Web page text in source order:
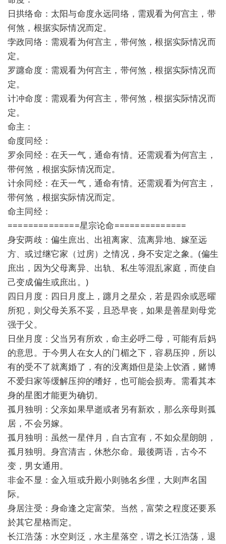
日拱络命：太阳与命度永远同络，需观看为何宫主，带
何煞，根据实际情况而定。
孛政同络：需观看为何宫主，带何煞，根据实际情况而
定。
罗躔命度：需观看为何宫主，带何煞，根据实际情况而
定。
计冲命度：需观看为何宫主，带何煞，根据实际情况而
定。
命主：
命度同经：
罗余同经：在天一气，通命有情。还需观看为何宫主，
带何煞，根据实际情况而定。
计余同经：在天一气，通命有情。还需观看为何宫主，
带何煞，根据实际情况而定。
命主同经：
==============星宗论命==============
身安两歧：偏生庶出、出祖离家、流离异地、嫁至远
方、或过继它家（过房）之情况，身不安定之象。(偏生
庶出，因为父母离异、出轨、私生等混乱家庭，而使自
己变成偏生或庶出。)
四日月度：四日月度上，躔月之星众，若是四余或恶曜
所犯，则父母关系不妥，且恐早丧，如果是善星则母党
强于父。
日坐月度：父当另有所欢，命主必呼二母，可能有后妈
的意思。于今男人在女人的门楣之下，容易压抑，所以
有的受不了就离婚了，有的没离婚但是染上饮酒，赌博
不爱归家等缓解压抑的嗜好，也可能会损寿。需看其本
身的星图才能更为确切。
孤月独明：父亲如果早逝或者另有新欢，那么亲母则孤
居，不会另嫁。
孤月独明：虽然一星伴月，自古宜有，不如众星朗朗，
孤月独明。身宫清吉，休愁尔命。最後两语，古今不
变，男女通用。
非金不显：金入垣或升殿小则驰名乡俚，大则声名国
际。
身居注受：身命逢之定富荣。当然，富荣之程度还要系
於其它星格而定。
长江浩荡：水空则泛，水主星落空，谓之长江浩荡，退